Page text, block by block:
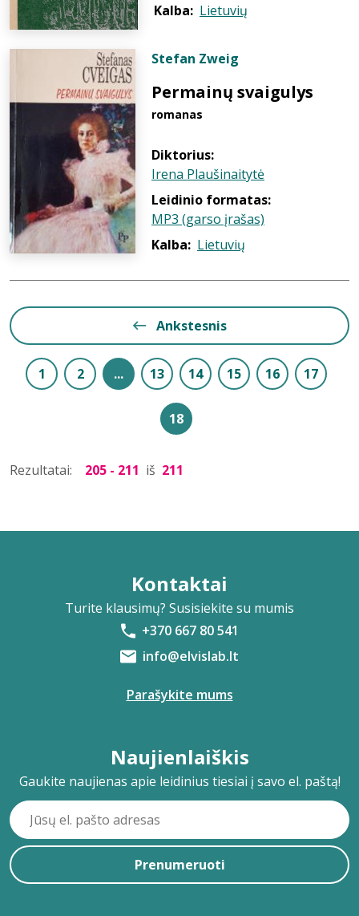
Kalba: Lietuvių
Stefan Zweig
Permainų svaigulys
romanas
Diktorius:
Irena Plaušinaitytė
Leidinio formatas:
MP3 (garso įrašas)
Kalba: Lietuvių
Ankstesnis
1 2 ... 13 14 15 16 17
18
Rezultatai: 205 - 211 iš 211
Kontaktai
Turite klausimų? Susisiekite su mumis
+370 667 80 541
info@elvislab.lt
Parašykite mums
Naujienlaiškis
Gaukite naujienas apie leidinius tiesiai į savo el. paštą!
Prenumeruoti